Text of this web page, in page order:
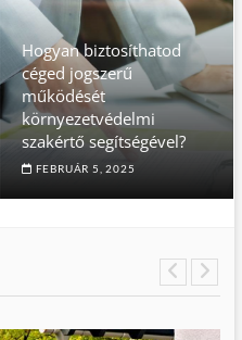
Hogyan biztosíthatod
céged jogszerű
működését
környezetvédelmi
szakértő segítségével?
FEBRUÁR 5, 2025